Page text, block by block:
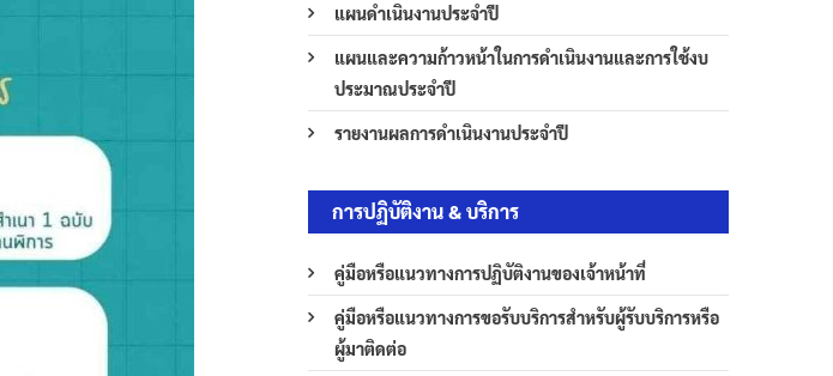
แผนดำเนินงานประจำปี
แผนและความก้าวหน้าในการดำเนินงานและการใช้งบ
ประมาณประจำปี
รายงานผลการดำเนินงานประจำปี
การปฏิบัติงาน & บริการ
คู่มือหรือแนวทางการปฏิบัติงานของเจ้าหน้าที่
คู่มือหรือแนวทางการขอรับบริการสำหรับผู้รับบริการหรือ
ผู้มาติดต่อ